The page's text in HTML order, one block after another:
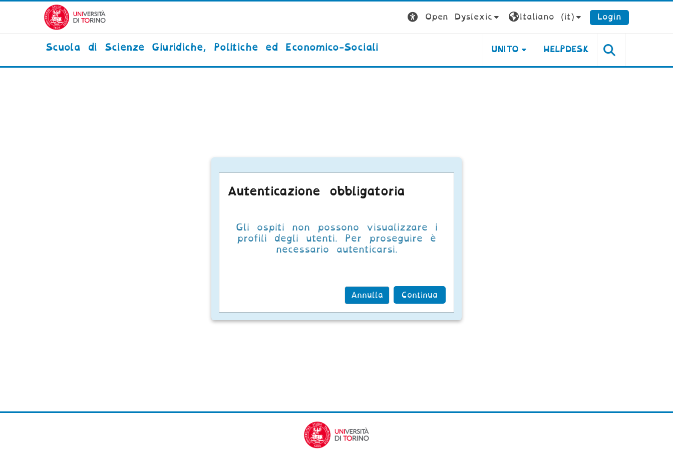
Vai al contenuto principale
Open Dyslexic
Italiano ‎(it)‎ Login
Scuola di Scienze Giuridiche, Politiche ed Economico-Sociali UNITO HELPDESK
Autenticazione obbligatoria
Gli ospiti non possono visualizzare i
profili degli utenti. Per proseguire è
necessario autenticarsi.
Annulla Continua